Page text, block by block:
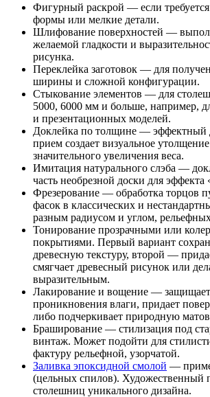
Фигурный раскрой — если
формы или мелкие детали.
Шлифование поверхностей —
желаемой гладкости и
рисунка.
Переклейка заготовок — для
ширины и сложной конфигурации.
Стыкование элементов — для
5000, 6000 мм и больше, например,
и презентационных моделей.
Доклейка по толщине — эффектный
прием создает визуальное
значительного увеличения веса.
Имитация натурального слэба —
часть необрезной доски для эффекта
Фрезерование — обработка торцов
фасок в классических и
разным радиусом и углом,
Тонирование прозрачными или
покрытиями. Первый вариант
древесную текстуру, второй —
смягчает древесный рисунок или
выразительным.
Лакирование и вощение — защищает
проникновения влаги, придает
либо подчеркивает природную
Браширование — стилизация под
винтаж. Может подойти для
фактуру рельефной, узорчатой.
Заливка эпоксидной смолой —
(цельных спилов). Художественный
столешниц уникального дизайна.